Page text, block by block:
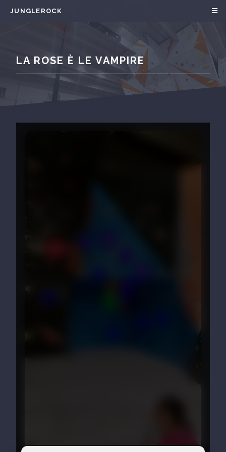
JUNGLEROCK
LA ROSE È LE VAMPIRE